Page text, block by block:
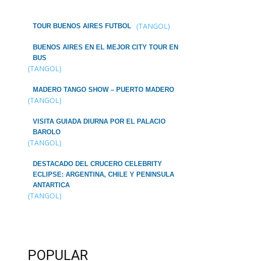
TOUR BUENOS AIRES FUTBOL (TANGOL)
BUENOS AIRES EN EL MEJOR CITY TOUR EN
BUS
(TANGOL)
MADERO TANGO SHOW – PUERTO MADERO
(TANGOL)
VISITA GUIADA DIURNA POR EL PALACIO
BAROLO
(TANGOL)
DESTACADO DEL CRUCERO CELEBRITY
ECLIPSE: ARGENTINA, CHILE Y PENINSULA
ANTARTICA
(TANGOL)
POPULAR